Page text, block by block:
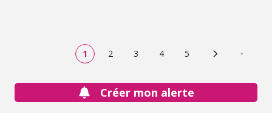
1 2 3 4 5 Page suivante
Créer mon alerte